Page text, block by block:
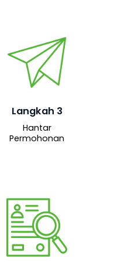
Langkah 3
Hantar
Permohonan
yang lengkap dihantar
proses semakan dan
bertanggungjawab.
penyemak menyemak
yang dikemukakan. Jika
adalah lengkap dan